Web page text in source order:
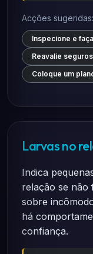
Acções sugeridas:
Inspecione e
Reavalie
Coloque um
Larvas no
Indica
relação se não
sobre
há
confiança.